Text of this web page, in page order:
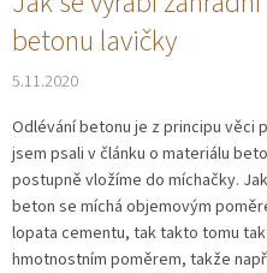
betonu lavičky
5.11.2020
Odlévání betonu je z principu věci
jsem psali v článku o materiálu
postupně vložíme do míchačky.
beton se míchá objemovým
lopata cementu, tak takto tomu
hmotnostním poměrem, takže